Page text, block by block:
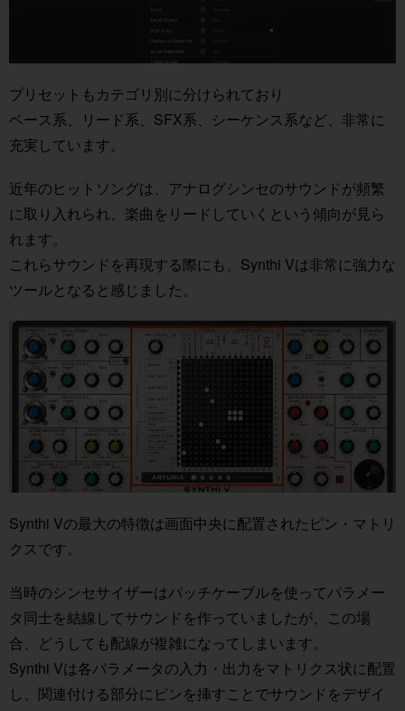
プリセットもカテゴリ別に分けられており
ベース系、リード系、SFX系、シーケンス系など、非常に
充実しています。
近年のヒットソングは、アナログシンセのサウンドが頻繁
に取り入れられ、楽曲をリードしていくという傾向が見ら
れます。
これらサウンドを再現する際にも、Synthi Vは非常に強力な
ツールとなると感じました。
Synthi Vの最大の特徴は画面中央に配置されたピン・マトリ
クスです。
当時のシンセサイザーはパッチケーブルを使ってパラメー
タ同士を結線してサウンドを作っていましたが、この場
合、どうしても配線が複雑になってしまいます。
Synthi Vは各パラメータの入力・出力をマトリクス状に配置
し、関連付ける部分にピンを挿すことでサウンドをデザイ